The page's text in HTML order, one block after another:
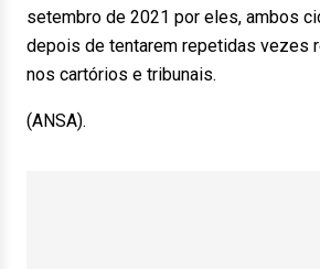
setembro de 2021 por eles, ambos
depois de tentarem repetidas vezes
nos cartórios e tribunais.
(ANSA).